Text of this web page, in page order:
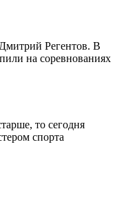
Регентов. В
на соревнованиях
то сегодня
спорта